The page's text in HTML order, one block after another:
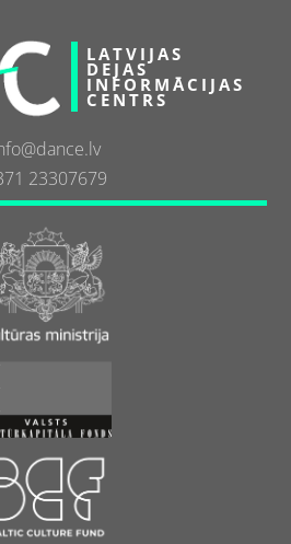
LATVIJAS
DEJAS
INFORMĀCIJAS
CENTRS
23307679